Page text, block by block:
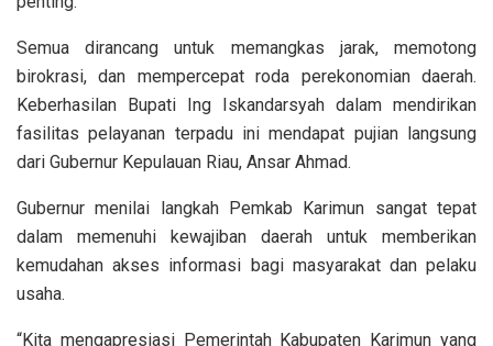
Semua dirancang untuk memangkas jarak, memotong
birokrasi, dan mempercepat roda perekonomian daerah.
Keberhasilan Bupati Ing Iskandarsyah dalam mendirikan
fasilitas pelayanan terpadu ini mendapat pujian langsung
dari Gubernur Kepulauan Riau, Ansar Ahmad.
Gubernur menilai langkah Pemkab Karimun sangat tepat
dalam memenuhi kewajiban daerah untuk memberikan
kemudahan akses informasi bagi masyarakat dan pelaku
usaha.
“Kita mengapresiasi Pemerintah Kabupaten Karimun yang